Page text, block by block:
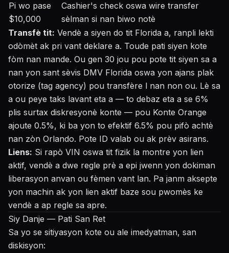
Pi wo pase
$10,000
Cashier's check oswa wire transfer
sèlman si nan biwo notè
Transfè tit: Vendè a siyen do tit Florida a, ranpli lekti
odòmèt ak pri vant deklare a. Toude pati siyen kote
fòm nan mande. Ou gen 30 jou pou pote tit siyen sa a
nan yon sant sèvis DMV Florida oswa yon ajans plak
otorize (tag agency) pou transfère l nan non ou. Lè sa
a ou peye taks lavant eta a — to debaz eta a se 6%
plis surtax diskresyonè konte — pou Konte Orange
ajoute 0.5%, ki ba yon to efektif 6.5% pou pifò achtè
nan zòn Orlando. Pote ID valab ou ak prèv asirans.
Liens: Si rapò VIN oswa tit fizik la montre yon lien
aktif, vendè a dwe regle prè a epi jwenn yon dokiman
liberasyon anvan ou fèmen vant lan. Pa janm aksepte
yon machin ak yon lien aktif baze sou pwomès ke
vendè a ap regle sa apre.
Siy Danje — Pati San Ret
Sa yo se sitiyasyon kote ou ale imedyatman, san
diskisyon: